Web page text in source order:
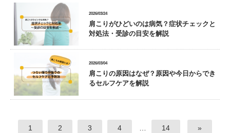
2026/03/24
肩こりがひどいのは病気？症状チェックと
対処法・受診の目安を解説
2026/03/04
肩こりの原因はなぜ？原因や今日からでき
るセルフケアを解説
1 2 3 4 14 »